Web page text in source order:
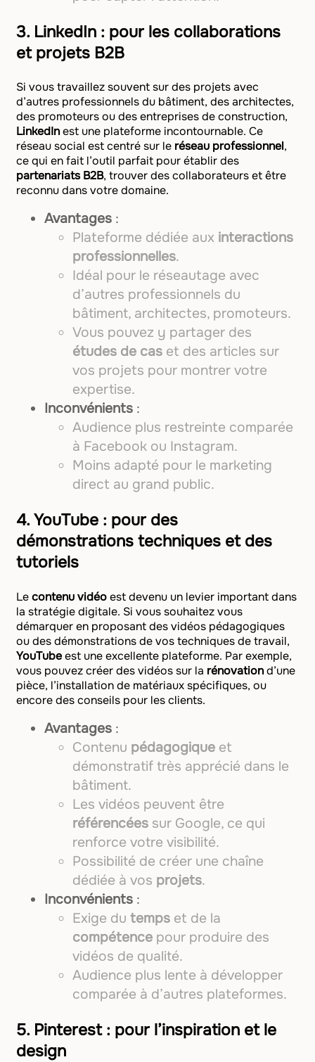
3. LinkedIn : pour les collaborations
et projets B2B
Si vous travaillez souvent sur des projets avec
d’autres professionnels du bâtiment, des architectes,
des promoteurs ou des entreprises de construction,
LinkedInest une plateforme incontournable. Ce
réseau social est centré sur le réseau professionnel,
ce qui en fait l’outil parfait pour établir des
partenariats B2B, trouver des collaborateurs et être
reconnu dans votre domaine.
Avantages:
Plateforme dédiée aux interactions
professionnelles.
Idéal pour le réseautage avec
d’autres professionnels du
bâtiment, architectes, promoteurs.
Vous pouvez y partager des
études de caset des articles sur
vos projets pour montrer votre
expertise.
Inconvénients:
Audience plus restreinte comparée
à Facebook ou Instagram.
Moins adapté pour le marketing
direct au grand public.
4.YouTube : pour des
démonstrations techniques et des
tutoriels
Lecontenu vidéoest devenu un levier important dans
la stratégie digitale. Si vous souhaitez vous
démarquer en proposant des vidéos pédagogiques
ou des démonstrations de vos techniques de travail,
YouTubeest une excellente plateforme. Par exemple,
vous pouvez créer des vidéos sur la rénovationd’une
pièce, l’installation de matériaux spécifiques, ou
encore des conseils pour les clients.
Avantages:
Contenu pédagogiqueet
démonstratif très apprécié dans le
bâtiment.
Les vidéos peuvent être
référencéessur Google, ce qui
renforce votre visibilité.
Possibilité de créer une chaîne
dédiée à vos projets.
Inconvénients:
Exige du tempset de la
compétencepour produire des
vidéos de qualité.
Audience plus lente à développer
comparée à d’autres plateformes.
5. Pinterest : pour l’inspiration et le
design